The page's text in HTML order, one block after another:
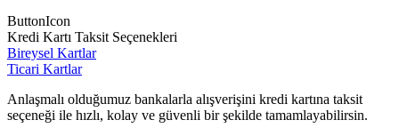
ButtonIcon
Kredi Kartı Taksit Seçenekleri
Bireysel Kartlar
Ticari Kartlar
Anlaşmalı olduğumuz bankalarla alışverişini kredi kartına taksit
seçeneği ile hızlı, kolay ve güvenli bir şekilde tamamlayabilirsin.